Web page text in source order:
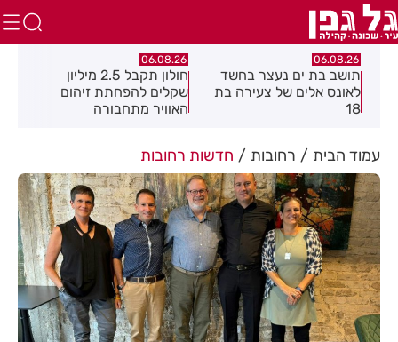
06.08.26
תושב בת ים נעצר בחשד
לאונס אלים של צעירה בת
18
06.08.26
חולון תקבל 2.5 מיליון
שקלים להפחתת זיהום
האוויר מתחבורה
עמוד הבית רחובות חדשות רחובות